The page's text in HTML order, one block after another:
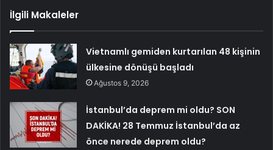
İlgili Makaleler
Vietnamlı gemiden kurtarılan 48 kişinin
ülkesine dönüşü başladı
Ağustos 9, 2026
İstanbul’da deprem mi oldu? SON
DAKİKA! 28 Temmuz İstanbul’da az
önce nerede deprem oldu?